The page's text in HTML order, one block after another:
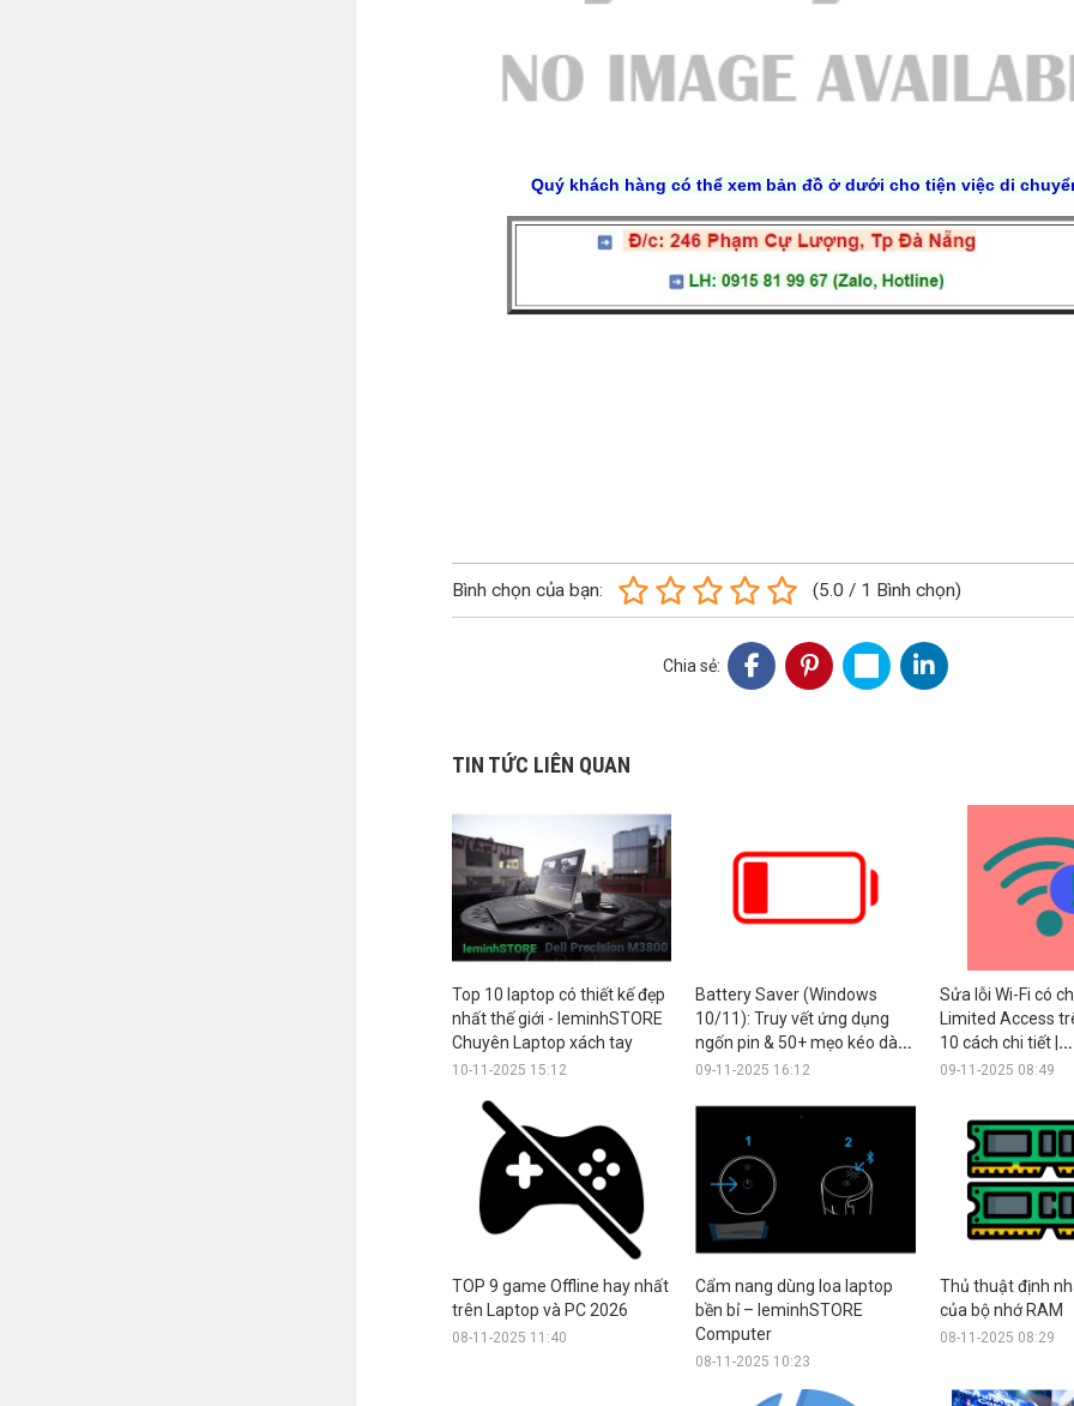
Quý khách hàng có thể xem bản đồ ở dưới cho tiện việc di
Bình chọn của bạn: (5.0 / 1 Bình chọn)
Chia sẻ:
TIN TỨC LIÊN QUAN
Top 10 laptop có thiết kế đẹp
nhất thế giới - leminhSTORE
Chuyên Laptop xách tay
10-11-2025 15:12
Battery Saver (Windows
10/11): Truy vết ứng dụng
ngốn pin & 50+ mẹo kéo dài
pin
09-11-2025 16:12
Sửa lỗi Wi-Fi có
Limited Access
10 cách chi tiết |
leminhSTORE
09-11-2025 08:49
TOP 9 game Offline hay nhất
trên Laptop và PC 2026
08-11-2025 11:40
Cẩm nang dùng loa laptop
bền bỉ – leminhSTORE
Computer
08-11-2025 10:23
Thủ thuật định
của bộ nhớ RAM
08-11-2025 08:29